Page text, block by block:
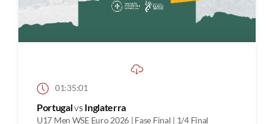
01:35:01
Portugalvs Inglaterra
U17 Men WSE Euro 2026 | Fase Final | 1/4 Final